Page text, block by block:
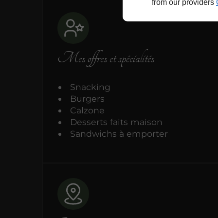
from our providers
Mes offres et spécialités
Snacking
Burgers
Calzone
Desserts faits maison
Sandwichs à emporter